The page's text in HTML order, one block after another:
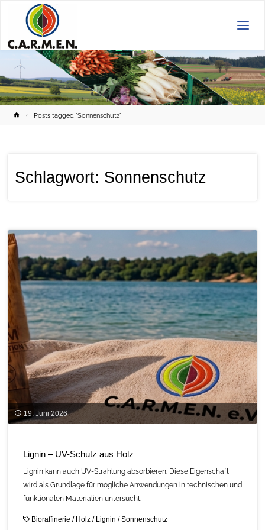
HomePosts tagged "Sonnenschutz"
Schlagwort: Sonnenschutz
19. Juni 2026
Lignin – UV-Schutz aus Holz
Lignin kann auch UV-Strahlung absorbieren. Diese Eigenschaft
wird als Grundlage für mögliche Anwendungen in technischen und
funktionalen Materialien untersucht.
Bioraffinerie / Holz / Lignin /Sonnenschutz